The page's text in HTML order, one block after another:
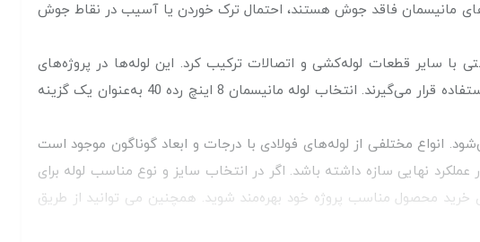
مانیسمان فاقد جوش هستند، احتمال ترک خوردن یا آسیب در نقاط جوش
می‌توان آن را به‌راحتی با سایر قطعات لوله‌کشی و اتصالات ترکیب کرد. این لوله‌ها در پروژه‌های
مختلف مانند خطوط انتقال نفت و گاز، سیستم‌های فاضلاب صنعتی و همچنین سیستم‌های آب‌رسانی تحت فشار مورد استفاده قرار می‌گیرند. انتخاب لوله مانیسمان 8 اینچ رده 40 به‌عنوان یک گزینه
انواع مختلفی از لوله‌های فولادی با درجات و ابعاد گوناگون موجود است
نهایی سازه داشته باشد. اگر در انتخاب سایز و نوع مناسب لوله برای
خرید محصول مناسب پروژه خود بهره‌مند شوید. همچنین می توانید از طریق